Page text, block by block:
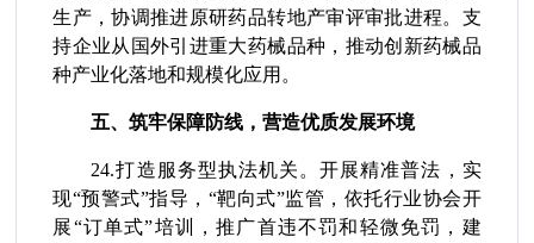
生产，协调推进原研药品转地产审评审批进程。支
持企业从国外引进重大药械品种，推动创新药械品
种产业化落地和规模化应用。
五、筑牢保障防线，营造优质发展环境
24.打造服务型执法机关。开展精准普法，实
现“预警式”指导，“靶向式”监管，依托行业协会开
展“订单式”培训，推广首违不罚和轻微免罚，建